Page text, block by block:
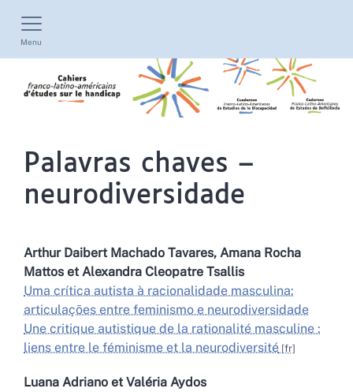
Menu
Palavras chaves –
neurodiversidade
Arthur Daibert Machado Tavares, Amana Rocha
Mattos etAlexandra Cleopatre Tsallis
Uma crítica autista à racionalidade masculina:
articulações entre feminismo e neurodiversidade
Une critique autistique de la rationalité masculine :
liens entre le féminisme et la neurodiversité
Luana Adriano etValéria Aydos